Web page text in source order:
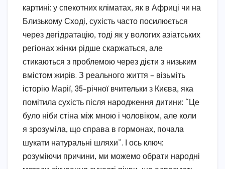
картині: у спекотних кліматах, як в Африці чи на
Близькому Сході, сухість часто посилюється
через дегідратацію, тоді як у вологих азіатських
регіонах жінки рідше скаржаться, але
стикаються з проблемою через дієти з низьким
вмістом жирів. З реального життя – візьміть
історію Марії, 35-річної вчительки з Києва, яка
помітила сухість після народження дитини: “Це
було ніби стіна між мною і чоловіком, але коли
я зрозуміла, що справа в гормонах, почала
шукати натуральні шляхи”. І ось ключ:
розуміючи причини, ми можемо обрати народні